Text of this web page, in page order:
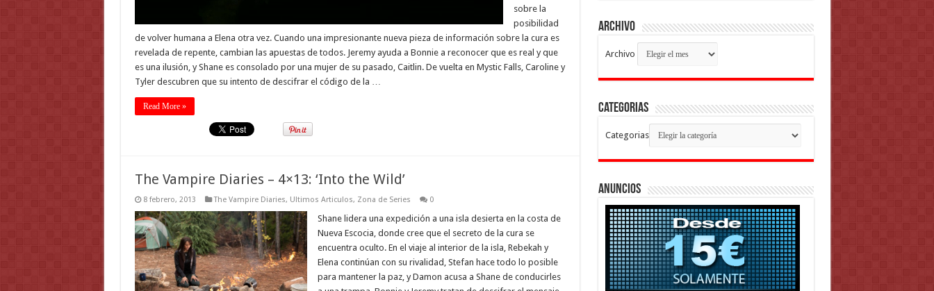
sobre la
posibilidad
de volver humana a Elena otra vez. Cuando una impresionante nueva pieza de información sobre la cura es
revelada de repente, cambian las apuestas de todos. Jeremy ayuda a Bonnie a reconocer que es real y que
es una ilusión, y Shane es consolado por una mujer de su pasado, Caitlin. De vuelta en Mystic Falls, Caroline y
Tyler descubren que su intento de descifrar el código de la …
Read More »
The Vampire Diaries – 4×13: ‘Into the Wild’
8 febrero, 2013 The Vampire Diaries, Ultimos Articulos, Zona de Series 0
Shane lidera una expedición a una isla desierta en la costa de
Nueva Escocia, donde cree que el secreto de la cura se
encuentra oculto. En el viaje al interior de la isla, Rebekah y
Elena continúan con su rivalidad, Stefan hace todo lo posible
para mantener la paz, y Damon acusa a Shane de conducirles
Archivo
Archivo
Categorias
Categorias
Anuncios